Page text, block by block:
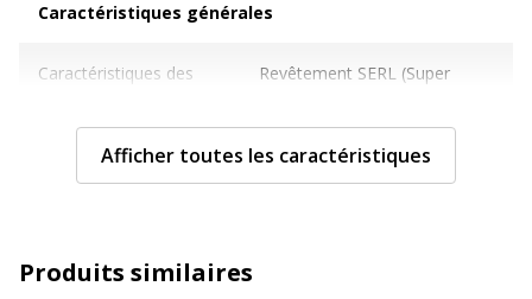
Caractéristiques générales
Caractéristiques des
Revêtement SERL (Super
Nombre de supports
inclus
5
Afficher toutes les caractéristiques
Produits similaires